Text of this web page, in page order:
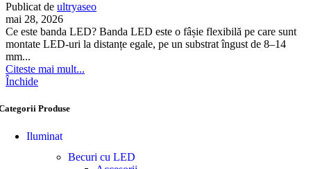
Publicat de ultryaseo
mai 28, 2026
Ce este banda LED? Banda LED este o fâșie flexibilă pe care sunt
montate LED-uri la distanțe egale, pe un substrat îngust de 8–14
mm...
Citeste mai mult...
Închide
Produse
Iluminat
Becuri cu LED